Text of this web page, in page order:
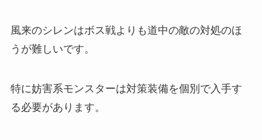
風来のシレンはボス戦よりも道中の敵の対処のほ
うが難しいです。
特に妨害系モンスターは対策装備を個別で入手す
る必要があります。